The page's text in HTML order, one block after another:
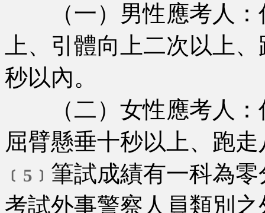
（一）男性應考人：
上、引體向上二次以上
秒以內。
（二）女性應考人：
屈臂懸垂十秒以上、跑
﹝5﹞ 筆試成績有一科為
考試外事警察人員類別